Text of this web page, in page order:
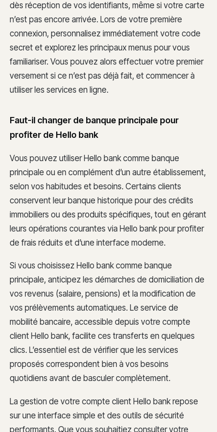
dès réception de vos identifiants, même si votre carte
n’est pas encore arrivée. Lors de votre première
connexion, personnalisez immédiatement votre code
secret et explorez les principaux menus pour vous
familiariser. Vous pouvez alors effectuer votre premier
versement si ce n’est pas déjà fait, et commencer à
utiliser les services en ligne.
Faut-il changer de banque principale pour
profiter de Hello bank
Vous pouvez utiliser Hello bank comme banque
principale ou en complément d’un autre établissement,
selon vos habitudes et besoins. Certains clients
conservent leur banque historique pour des crédits
immobiliers ou des produits spécifiques, tout en gérant
leurs opérations courantes via Hello bank pour profiter
de frais réduits et d’une interface moderne.
Si vous choisissez Hello bank comme banque
principale, anticipez les démarches de domiciliation de
vos revenus (salaire, pensions) et la modification de
vos prélèvements automatiques. Le service de
mobilité bancaire, accessible depuis votre compte
client Hello bank, facilite ces transferts en quelques
clics. L’essentiel est de vérifier que les services
proposés correspondent bien à vos besoins
quotidiens avant de basculer complètement.
La gestion de votre compte client Hello bank repose
sur une interface simple et des outils de sécurité
performants. Que vous souhaitiez consulter votre